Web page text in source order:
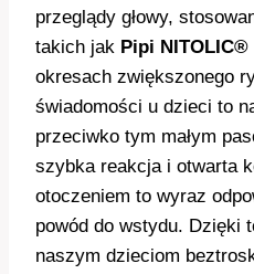
przeglądy głowy,
takich jak Pipi
okresach zwiększonego
świadomości u dzieci to
przeciwko tym małym
szybka reakcja i otwarta
otoczeniem to wyraz
powód do wstydu. Dzięki
naszym dzieciom